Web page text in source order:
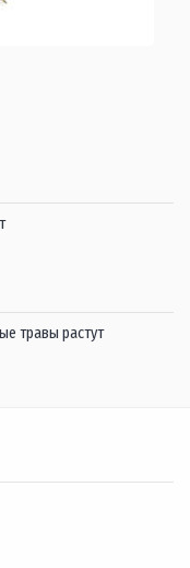
травы растут